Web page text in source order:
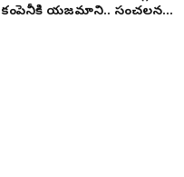
కంపెనీకి యజమాని.. సంచలన